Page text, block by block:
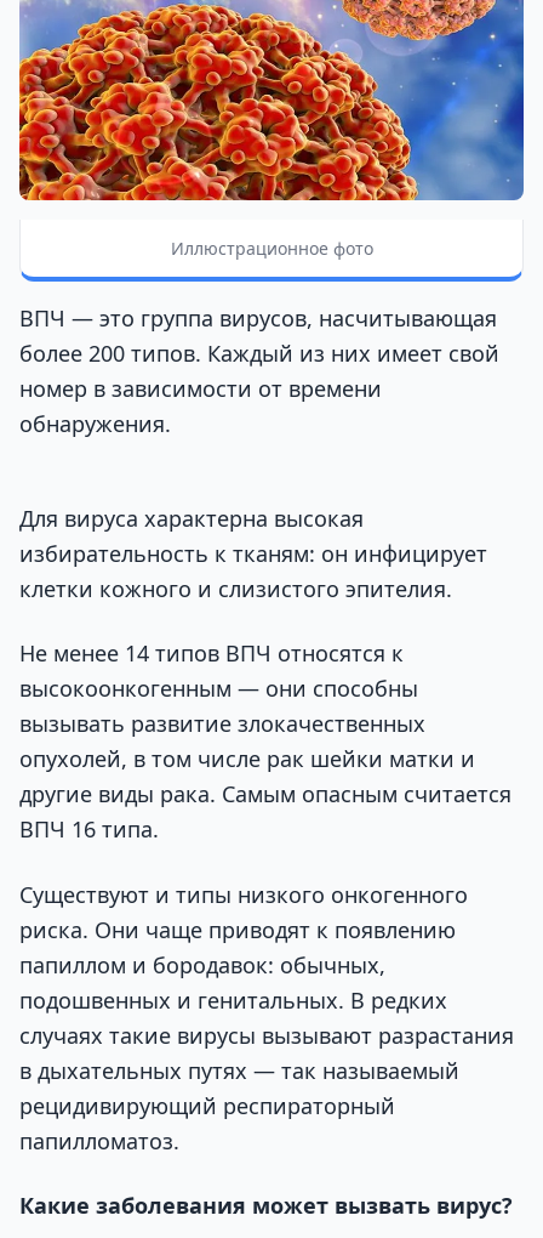
Иллюстрационное фото
ВПЧ — это группа вирусов, насчитывающая
более 200 типов. Каждый из них имеет свой
номер в зависимости от времени
обнаружения.
Для вируса характерна высокая
избирательность к тканям: он инфицирует
клетки кожного и слизистого эпителия.
Не менее 14 типов ВПЧ относятся к
высокоонкогенным — они способны
вызывать развитие злокачественных
опухолей, в том числе рак шейки матки и
другие виды рака. Самым опасным считается
ВПЧ 16 типа.
Существуют и типы низкого онкогенного
риска. Они чаще приводят к появлению
папиллом и бородавок: обычных,
подошвенных и генитальных. В редких
случаях такие вирусы вызывают разрастания
в дыхательных путях — так называемый
рецидивирующий респираторный
папилломатоз.
Какие заболевания может вызвать вирус?